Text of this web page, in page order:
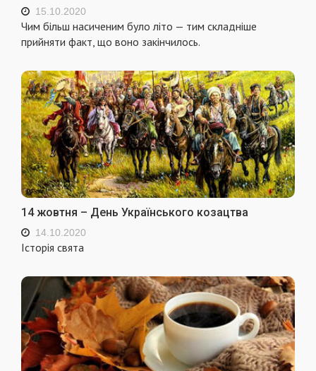
15.10.2020
Чим більш насиченим було літо — тим складніше
прийняти факт, що воно закінчилось.
14 жовтня – День Українського козацтва
14.10.2020
Історія свята